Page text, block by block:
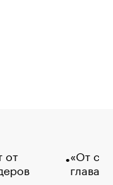
от
«От
глава